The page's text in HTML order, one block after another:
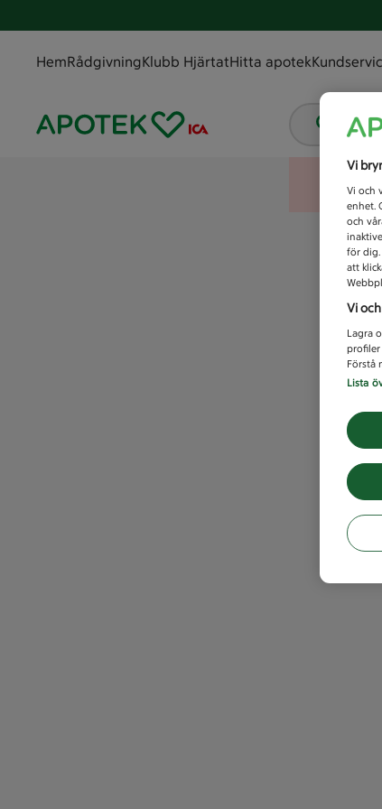
HemRådgivningKlubb HjärtatHitta apotek
Vad
Vi
Vi och
enhet.
och
för dig.
att
Vi
Lagra
profiler
Förstå
Lista